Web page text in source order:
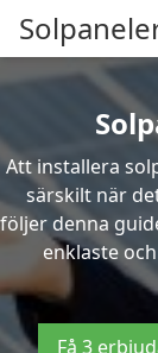
Att installera
särskilt när
följer denna
enklaste
Få 3